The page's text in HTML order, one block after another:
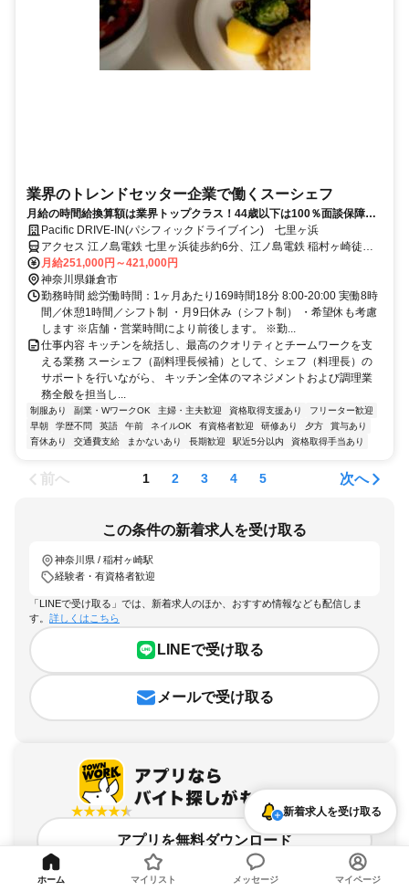
業界のトレンドセッター企業で働くスーシェフ
月給の時間給換算額は業界トップクラス！44歳以下は100％面談保障！
履歴書・志望動機・自己PR不要のカジュアル面談からスタート！年間休
日111日・月9日休みで連休や長期休暇も取得可能！サーフカルチャーや
心地よい音楽が流れる開放的な空間で、チームの統括やクオリティ管理
をお任せ(副料理長)
Pacific DRIVE-IN(パシフィックドライブイン) 七里ヶ浜
アクセス 江ノ島電鉄 七里ヶ浜徒歩約6分、江ノ島電鉄 稲村ヶ崎徒歩
約11分、江ノ島電鉄 鎌倉高校前東口徒歩約15分 江ノ島電鉄 七里ヶ浜
駅 徒歩5分
月給251,000円～421,000円
神奈川県鎌倉市
勤務時間 総労働時間：1ヶ月あたり169時間18分 8:00-20:00 実働8時
間／休憩1時間／シフト制 ・月9日休み（シフト制） ・希望休も考慮
します ※店舗・営業時間により前後します。 ※勤...
仕事内容 キッチンを統括し、最高のクオリティとチームワークを支
える業務 スーシェフ（副料理長候補）として、シェフ（料理長）の
サポートを行いながら、 キッチン全体のマネジメントおよび調理業
務全般を担当し...
制服あり 副業・WワークOK 主婦・主夫歓迎 資格取得支援あり
フリーター歓迎
早朝
学歴不問 英語 午前 ネイルOK 有資格者歓迎 研修あり 夕方
賞与あり
育休あり
交通費支給 まかないあり 長期歓迎 駅近5分以内 資格取得手当あり
前へ 1 2 3 4 5 次へ
この条件の新着求人を受け取る
神奈川県 / 稲村ヶ崎駅
経験者・有資格者歓迎
「LINEで受け取る」では、新着求人のほか、おすすめ情報なども配信しま
す。 詳しくはこちら
LINEで受け取る
メールで受け取る
アプリを無料ダウンロード
新着求人を受け取る
ホーム マイリスト メッセージ マイページ